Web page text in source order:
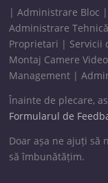
| Administrare Bloc
Administrare
Proprietari | Servicii
Montaj Camere
Management |
Înainte de plecare,
Formularul de
Doar așa ne ajuți să
să îmbunătățim.